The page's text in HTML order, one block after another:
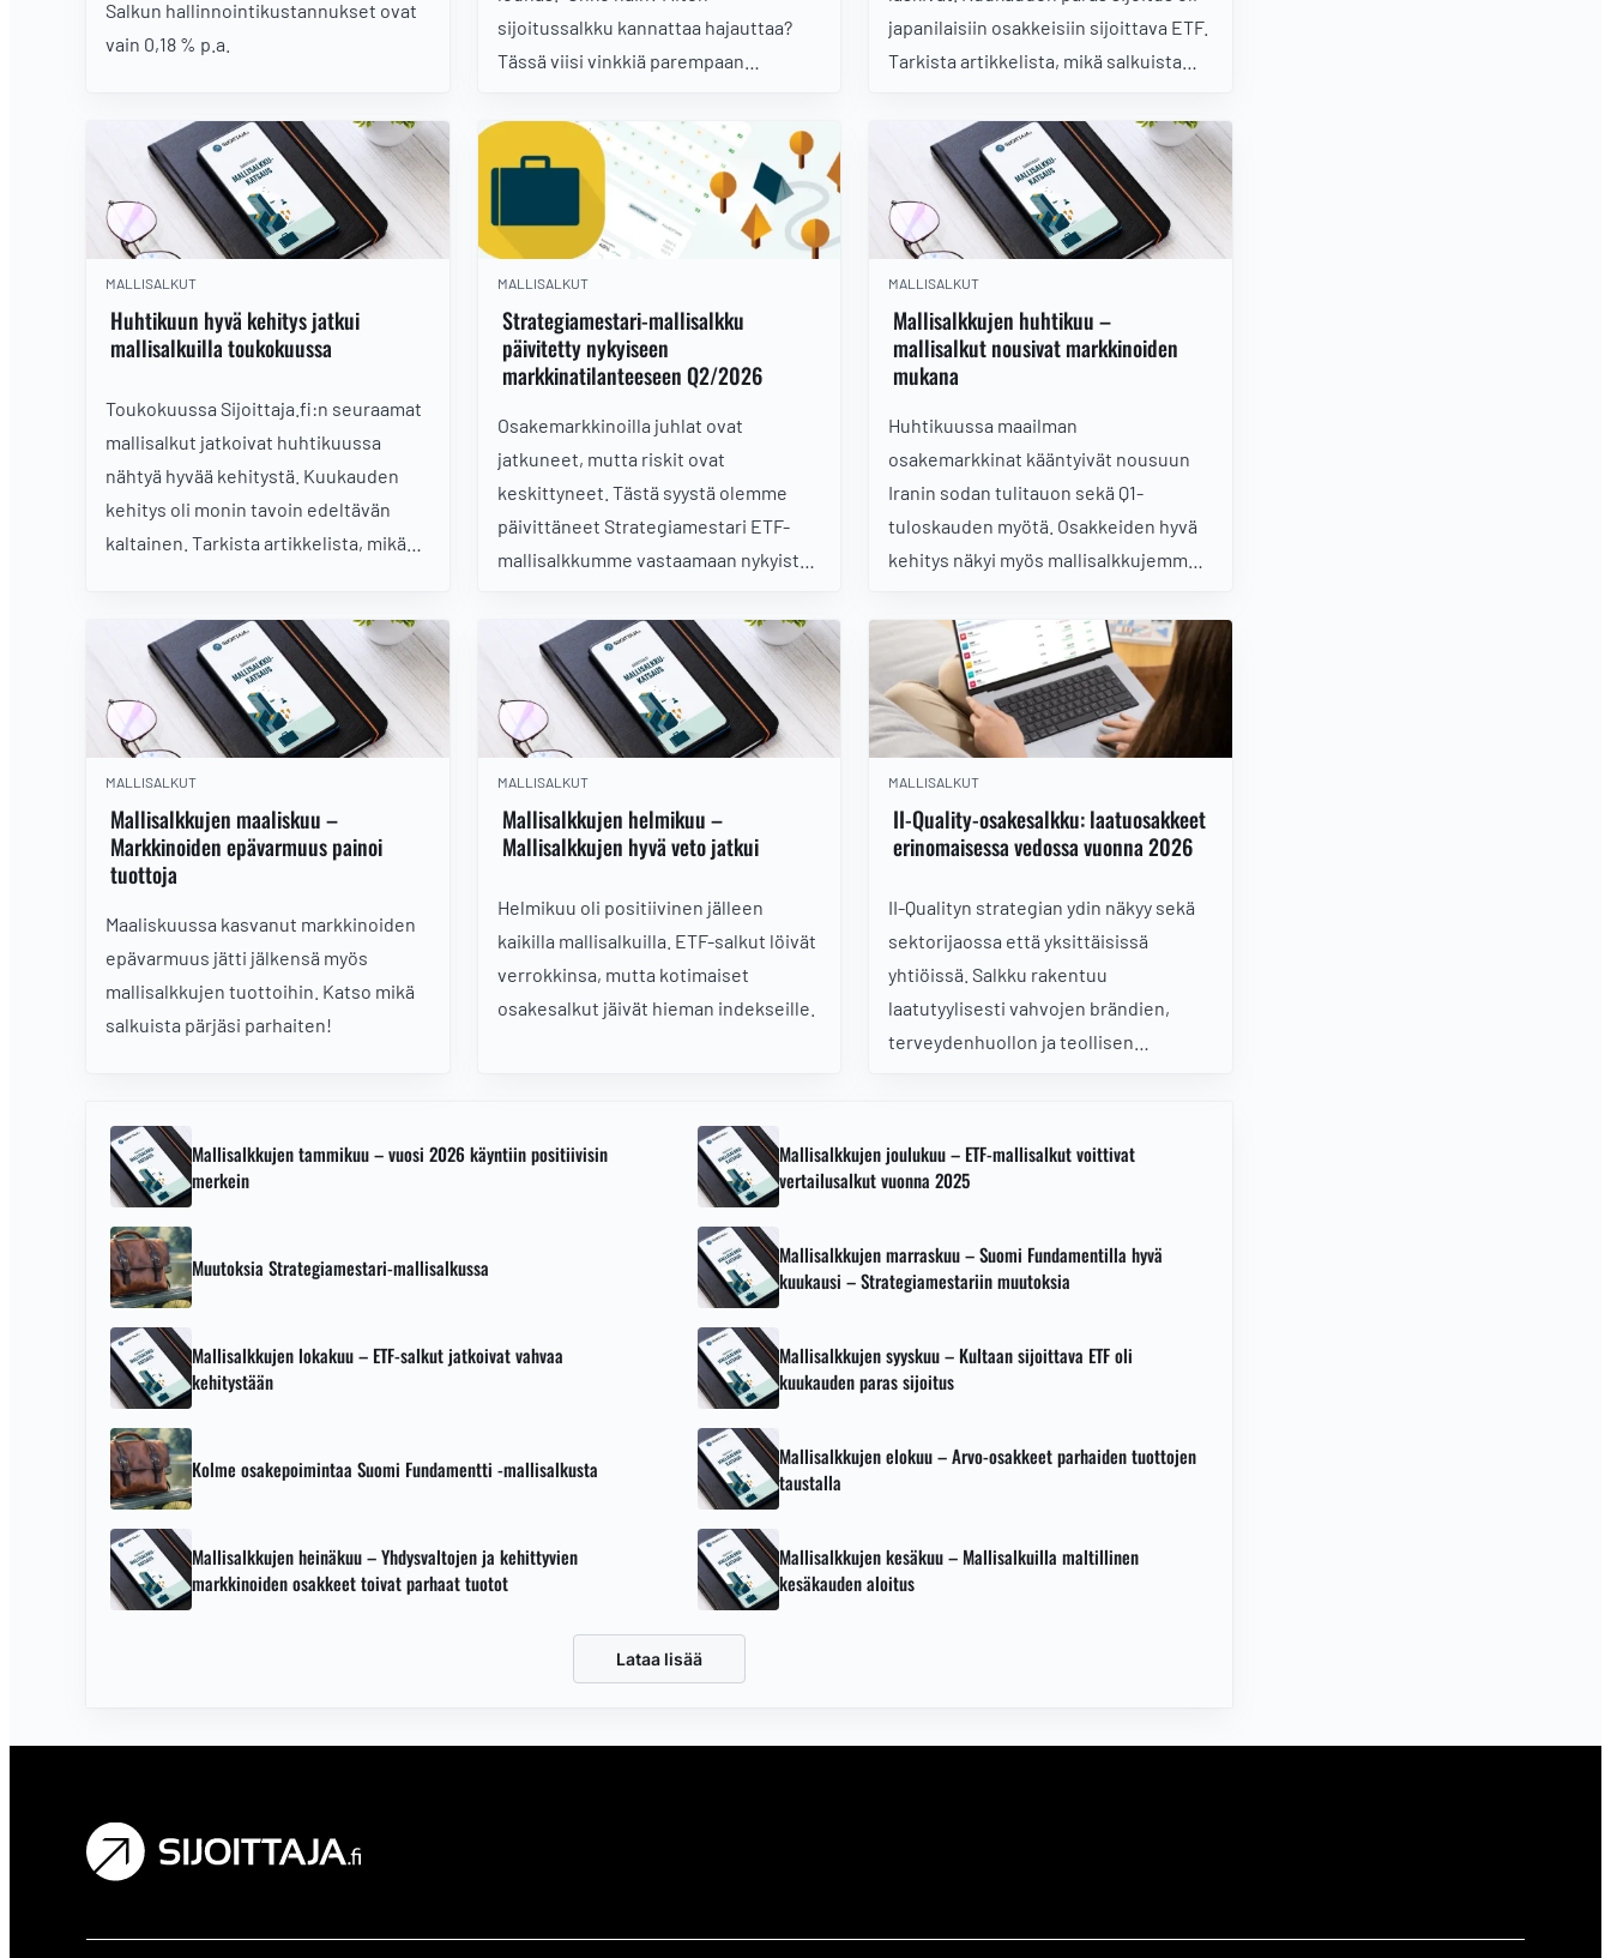
Salkun hallinnointikustannukset ovat
vain 0,18 % p.a.
sijoitussalkku kannattaa hajauttaa?
Tässä viisi vinkkiä parempaan
japanilaisiin osakkeisiin sijoittava ETF.
Tarkista artikkelista, mikä salkuista
MALLISALKUT
Huhtikuun hyvä kehitys jatkui
mallisalkuilla toukokuussa
Toukokuussa Sijoittaja.fi:n seuraamat
mallisalkut jatkoivat huhtikuussa
nähtyä hyvää kehitystä. Kuukauden
kehitys oli monin tavoin edeltävän
kaltainen. Tarkista artikkelista, mikä
MALLISALKUT
Strategiamestari-mallisalkku
päivitetty nykyiseen
markkinatilanteeseen Q2/2026
Osakemarkkinoilla juhlat ovat
jatkuneet, mutta riskit ovat
keskittyneet. Tästä syystä olemme
päivittäneet Strategiamestari ETF-
mallisalkkumme vastaamaan nykyistä
sijoitusnäkemystämme. Muutokset
nähtävissä jäsenosiossa.
MALLISALKUT
Mallisalkkujen huhtikuu –
mallisalkut nousivat markkinoiden
mukana
Huhtikuussa maailman
osakemarkkinat kääntyivät nousuun
Iranin sodan tulitauon sekä Q1-
tuloskauden myötä. Osakkeiden hyvä
kehitys näkyi myös mallisalkkujemme
MALLISALKUT
Mallisalkkujen maaliskuu –
Markkinoiden epävarmuus painoi
tuottoja
Maaliskuussa kasvanut markkinoiden
epävarmuus jätti jälkensä myös
mallisalkkujen tuottoihin. Katso mikä
salkuista pärjäsi parhaiten!
MALLISALKUT
Mallisalkkujen helmikuu –
Mallisalkkujen hyvä veto jatkui
Helmikuu oli positiivinen jälleen
kaikilla mallisalkuilla. ETF-salkut löivät
verrokkinsa, mutta kotimaiset
osakesalkut jäivät hieman indekseille.
MALLISALKUT
II-Quality-osakesalkku: laatuosakkeet
erinomaisessa vedossa vuonna 2026
II-Qualityn strategian ydin näkyy sekä
sektorijaossa että yksittäisissä
yhtiöissä. Salkku rakentuu
laatutyylisesti vahvojen brändien,
terveydenhuollon ja teollisen
on vain 0,72.
Mallisalkkujen tammikuu – vuosi 2026 käyntiin positiivisin
merkein
Mallisalkkujen joulukuu – ETF-mallisalkut voittivat
vertailusalkut vuonna 2025
Muutoksia Strategiamestari-mallisalkussa
Mallisalkkujen marraskuu – Suomi Fundamentilla hyvä
kuukausi – Strategiamestariin muutoksia
Mallisalkkujen lokakuu – ETF-salkut jatkoivat vahvaa
kehitystään
Mallisalkkujen syyskuu – Kultaan sijoittava ETF oli
kuukauden paras sijoitus
Kolme osakepoimintaa Suomi Fundamentti -mallisalkusta
Mallisalkkujen elokuu – Arvo-osakkeet parhaiden tuottojen
taustalla
Mallisalkkujen heinäkuu – Yhdysvaltojen ja kehittyvien
markkinoiden osakkeet toivat parhaat tuotot
Mallisalkkujen kesäkuu – Mallisalkuilla maltillinen
kesäkauden aloitus
Lataa lisää